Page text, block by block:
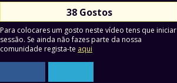
38 Gostos
Para colocares um gosto neste vídeo tens que iniciar
sessão. Se ainda não fazes parte da nossa
comunidade regista-te aqui